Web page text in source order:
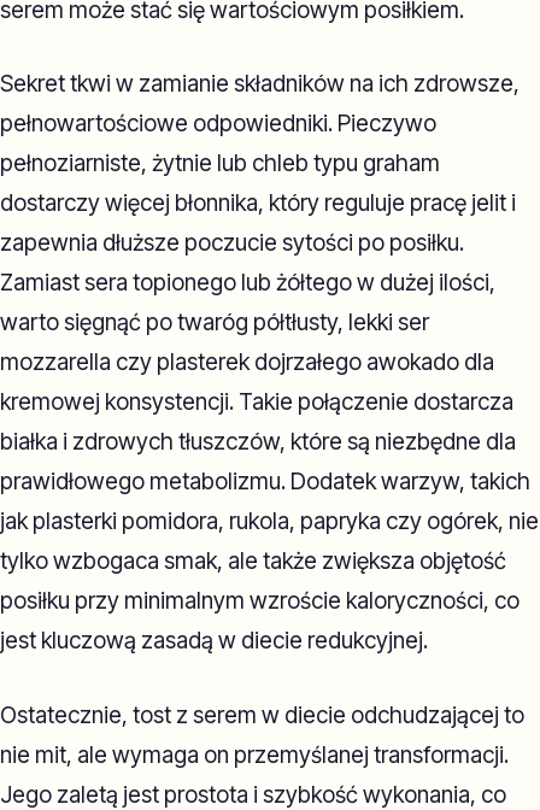
serem może stać się wartościowym posiłkiem.
Sekret tkwi w zamianie składników na ich zdrowsze,
pełnowartościowe odpowiedniki. Pieczywo
pełnoziarniste, żytnie lub chleb typu graham
dostarczy więcej błonnika, który reguluje pracę jelit i
zapewnia dłuższe poczucie sytości po posiłku.
Zamiast sera topionego lub żółtego w dużej ilości,
warto sięgnąć po twaróg półtłusty, lekki ser
mozzarella czy plasterek dojrzałego awokado dla
kremowej konsystencji. Takie połączenie dostarcza
białka i zdrowych tłuszczów, które są niezbędne dla
prawidłowego metabolizmu. Dodatek warzyw, takich
jak plasterki pomidora, rukola, papryka czy ogórek, nie
tylko wzbogaca smak, ale także zwiększa objętość
posiłku przy minimalnym wzroście kaloryczności, co
jest kluczową zasadą w diecie redukcyjnej.
Ostatecznie, tost z serem w diecie odchudzającej to
nie mit, ale wymaga on przemyślanej transformacji.
Jego zaletą jest prostota i szybkość wykonania, co